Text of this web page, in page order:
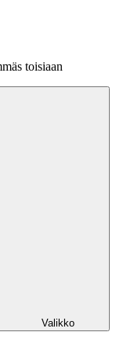
toisiaan
Valikko